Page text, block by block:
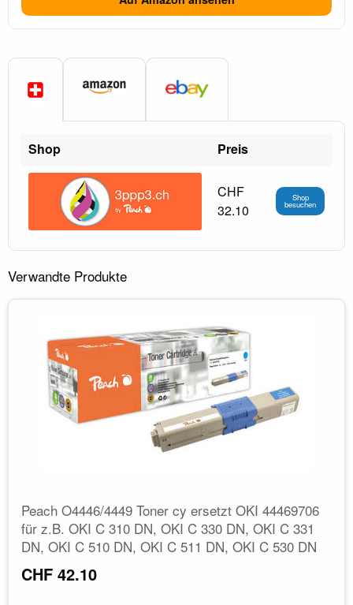
Shop Preis
CHF
32.10
Shop
besuchen
Verwandte Produkte
Peach O4446/4449 Toner cy ersetzt OKI 44469706
für z.B. OKI C 310 DN, OKI C 330 DN, OKI C 331
DN, OKI C 510 DN, OKI C 511 DN, OKI C 530 DN
CHF 42.10